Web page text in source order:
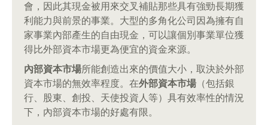
會，因此其現金被用來交叉補貼那些具有強勁長期獲
利能力與前景的事業。大型的多角化公司因為擁有自
家事業內部產生的自由現金，可以讓個別事業單位獲
得比外部資本市場更為便宜的資金來源。
內部資本市場所能創造出來的價值大小，取決於外部
資本市場的無效率程度。在外部資本市場 （包括銀
行、股東、創投、天使投資人等）具有效率性的情況
下，內部資本市場的好處有限。